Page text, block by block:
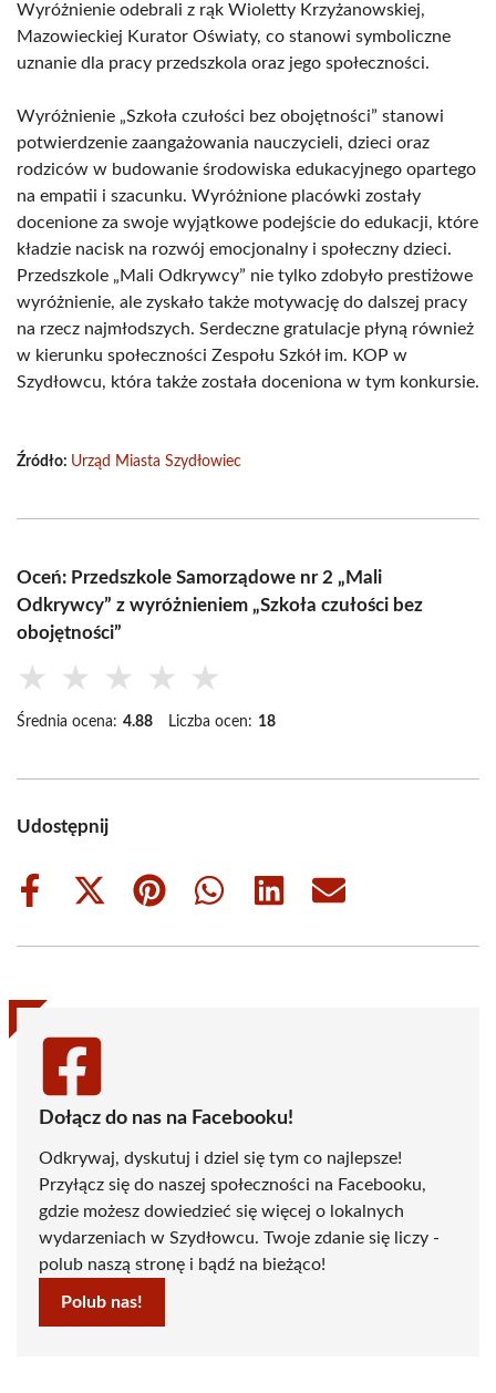
Wyróżnienie odebrali z rąk Wioletty Krzyżanowskiej,
Mazowieckiej Kurator Oświaty, co stanowi symboliczne
uznanie dla pracy przedszkola oraz jego społeczności.
Wyróżnienie „Szkoła czułości bez obojętności” stanowi
potwierdzenie zaangażowania nauczycieli, dzieci oraz
rodziców w budowanie środowiska edukacyjnego opartego
na empatii i szacunku. Wyróżnione placówki zostały
docenione za swoje wyjątkowe podejście do edukacji, które
kładzie nacisk na rozwój emocjonalny i społeczny dzieci.
Przedszkole „Mali Odkrywcy” nie tylko zdobyło prestiżowe
wyróżnienie, ale zyskało także motywację do dalszej pracy
na rzecz najmłodszych. Serdeczne gratulacje płyną również
w kierunku społeczności Zespołu Szkół im. KOP w
Szydłowcu, która także została doceniona w tym konkursie.
Źródło: Urząd Miasta Szydłowiec
Oceń: Przedszkole Samorządowe nr 2 „Mali
Odkrywcy” z wyróżnieniem „Szkoła czułości bez
obojętności”
★ ★ ★ ★ ★
Średnia ocena: 4.88 Liczba ocen: 18
Udostępnij
Share
Share
(Twitter)
Share
Share
Share
Share
Dołącz do nas na Facebooku!
Odkrywaj, dyskutuj i dziel się tym co najlepsze!
Przyłącz się do naszej społeczności na Facebooku,
gdzie możesz dowiedzieć się więcej o lokalnych
wydarzeniach w Szydłowcu. Twoje zdanie się liczy -
polub naszą stronę i bądź na bieżąco!
Polub nas!